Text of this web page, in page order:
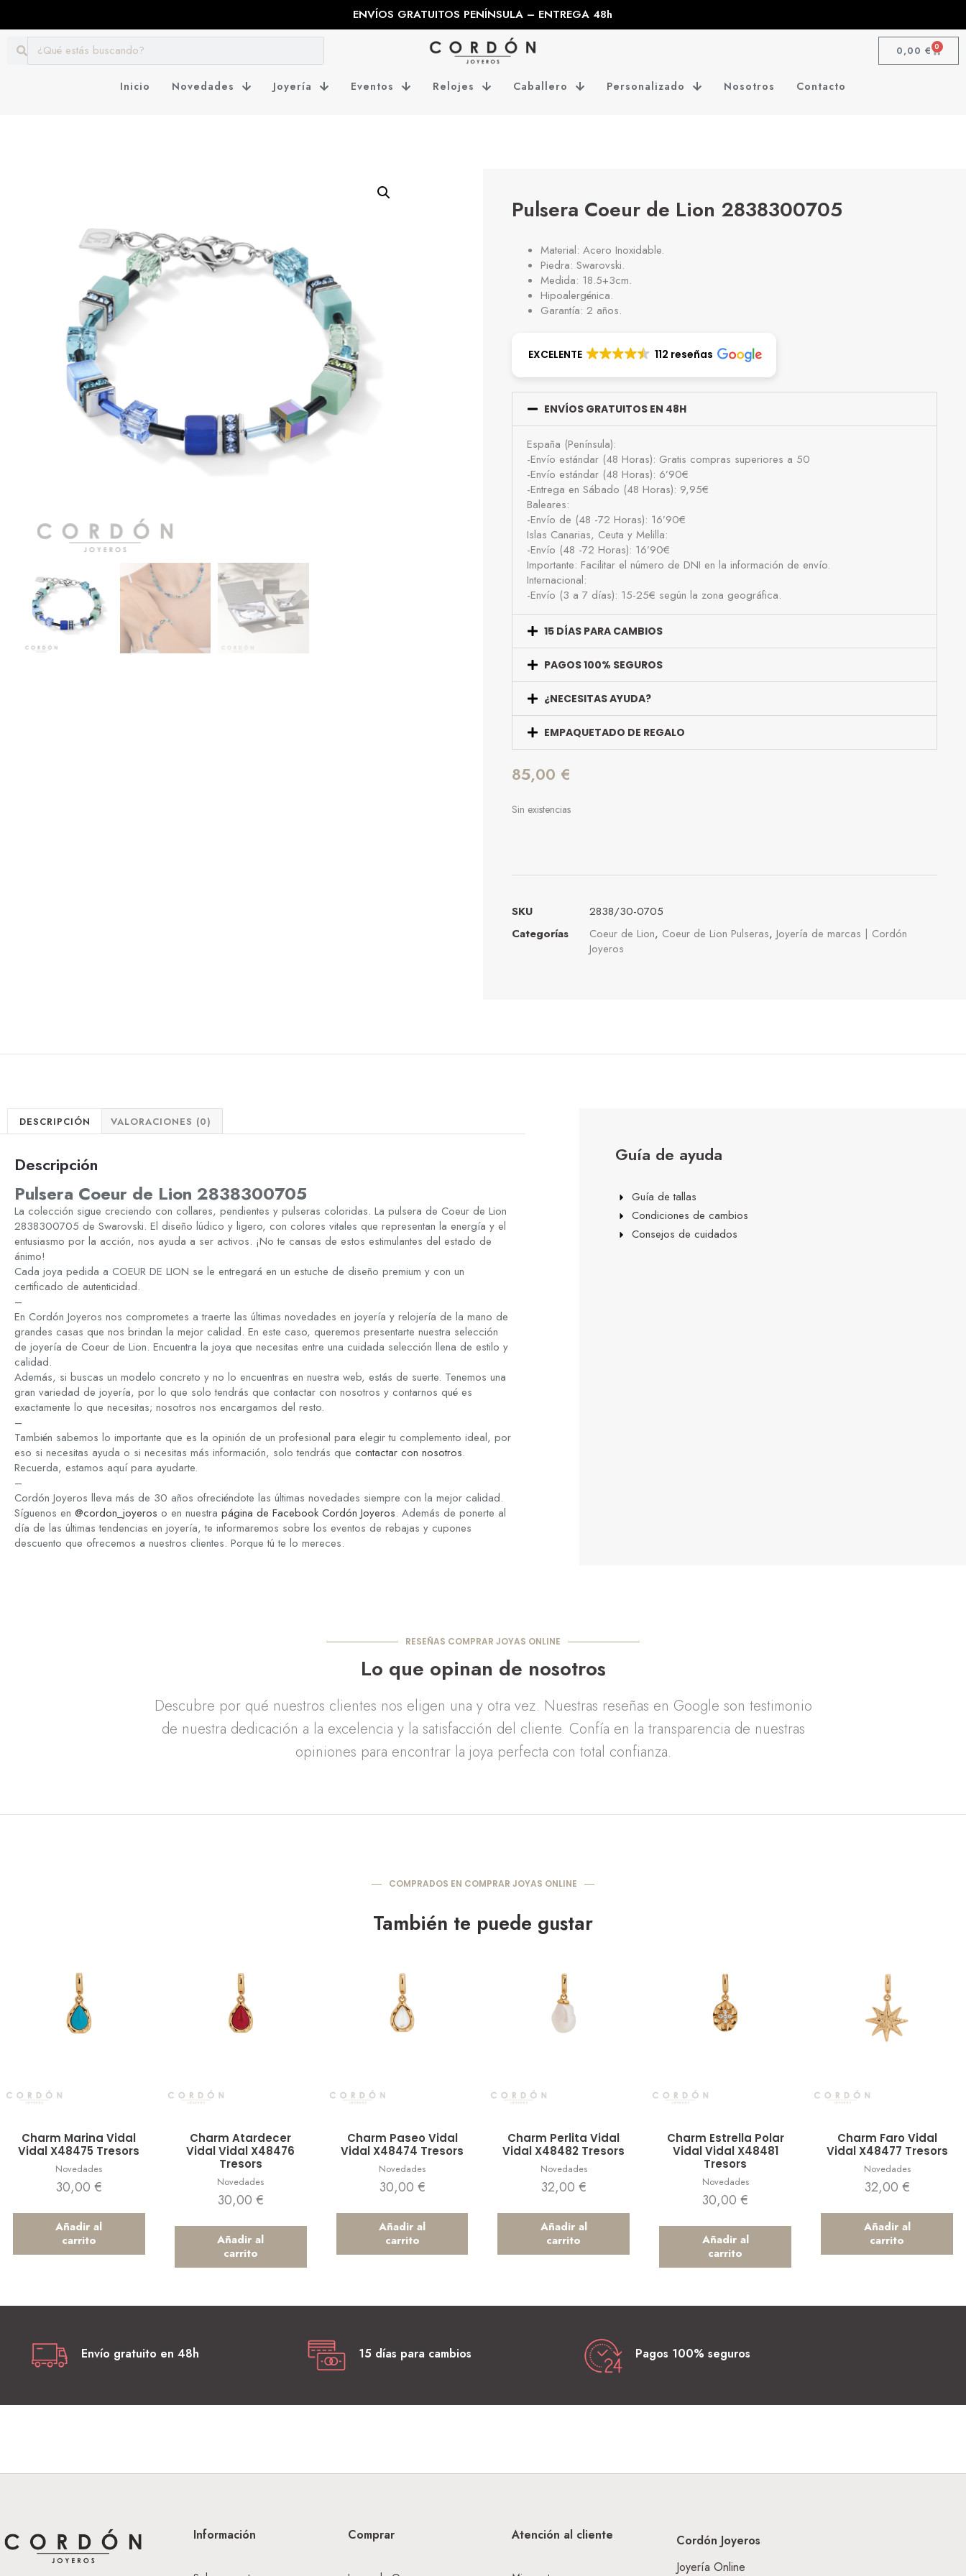
ENVÍOS GRATUITOS PENÍNSULA – ENTREGA 48h
0,00 € 0
Inicio Novedades Joyería Eventos Relojes Caballero Personalizado Nosotros Contacto
Pulsera Coeur de Lion 2838300705
Material: Acero Inoxidable.
Piedra: Swarovski.
Medida: 18.5+3cm.
Hipoalergénica.
Garantía: 2 años.
EXCELENTE 112 reseñas
ENVÍOS GRATUITOS EN 48H
España (Península):
-Envío estándar (48 Horas): Gratis compras superiores a 50
-Envío estándar (48 Horas): 6’90€
-Entrega en Sábado (48 Horas): 9,95€
Baleares:
-Envío de (48 -72 Horas): 16’90€
Islas Canarias, Ceuta y Melilla:
-Envío (48 -72 Horas): 16’90€
Importante: Facilitar el número de DNI en la información de envío.
Internacional:
-Envío (3 a 7 días): 15-25€ según la zona geográfica.
15 DÍAS PARA CAMBIOS
PAGOS 100% SEGUROS
¿NECESITAS AYUDA?
EMPAQUETADO DE REGALO
85,00 €
Sin existencias
SKU
2838/30-0705
Categorías
Coeur de Lion, Coeur de Lion Pulseras, Joyería de marcas | Cordón
Joyeros
DESCRIPCIÓN VALORACIONES (0)
Descripción
Pulsera Coeur de Lion 2838300705
La colección sigue creciendo con collares, pendientes y pulseras coloridas. La pulsera de Coeur de Lion
2838300705 de Swarovski. El diseño lúdico y ligero, con colores vitales que representan la energía y el
entusiasmo por la acción, nos ayuda a ser activos. ¡No te cansas de estos estimulantes del estado de
ánimo!
Cada joya pedida a COEUR DE LION se le entregará en un estuche de diseño premium y con un
certificado de autenticidad.
–
En Cordón Joyeros nos comprometes a traerte las últimas novedades en joyería y relojería de la mano de
grandes casas que nos brindan la mejor calidad. En este caso, queremos presentarte nuestra selección
de joyería de Coeur de Lion. Encuentra la joya que necesitas entre una cuidada selección llena de estilo y
calidad.
Además, si buscas un modelo concreto y no lo encuentras en nuestra web, estás de suerte. Tenemos una
gran variedad de joyería, por lo que solo tendrás que contactar con nosotros y contarnos qué es
exactamente lo que necesitas; nosotros nos encargamos del resto.
–
También sabemos lo importante que es la opinión de un profesional para elegir tu complemento ideal, por
eso si necesitas ayuda o si necesitas más información, solo tendrás que contactar con nosotros.
Recuerda, estamos aquí para ayudarte.
–
Cordón Joyeros lleva más de 30 años ofreciéndote las últimas novedades siempre con la mejor calidad.
Síguenos en @cordon_joyeros o en nuestra página de Facebook Cordón Joyeros. Además de ponerte al
día de las últimas tendencias en joyería, te informaremos sobre los eventos de rebajas y cupones
descuento que ofrecemos a nuestros clientes. Porque tú te lo mereces.
Guía de ayuda
Guía de tallas
Condiciones de cambios
Consejos de cuidados
RESEÑAS COMPRAR JOYAS ONLINE
Lo que opinan de nosotros
Descubre por qué nuestros clientes nos eligen una y otra vez. Nuestras reseñas en Google son testimonio
de nuestra dedicación a la excelencia y la satisfacción del cliente. Confía en la transparencia de nuestras
opiniones para encontrar la joya perfecta con total confianza.
COMPRADOS EN COMPRAR JOYAS ONLINE
También te puede gustar
Charm Marina Vidal
Vidal X48475 Tresors
Novedades
30,00 €
Añadir al
carrito
Charm Atardecer
Vidal Vidal X48476
Tresors
Novedades
30,00 €
Añadir al
carrito
Charm Paseo Vidal
Vidal X48474 Tresors
Novedades
30,00 €
Añadir al
carrito
Charm Perlita Vidal
Vidal X48482 Tresors
Novedades
32,00 €
Añadir al
carrito
Charm Estrella Polar
Vidal Vidal X48481
Tresors
Novedades
30,00€
Añadir al
carrito
Charm Faro Vidal
Vidal X48477 Tresors
Novedades
32,00 €
Añadir al
carrito
Envío gratuito en 48h 15 días para cambios Pagos 100% seguros
Información Comprar Atención al cliente
Cordón Joyeros
Joyería Online